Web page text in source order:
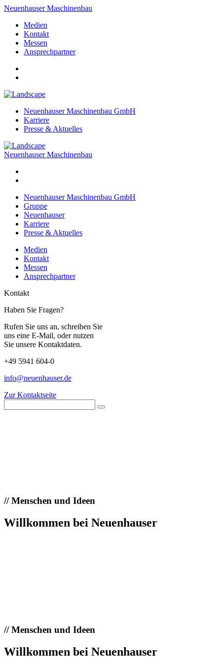
Neuenhauser Maschinenbau
Medien
Kontakt
Messen
Ansprechpartner
Neuenhauser Maschinenbau GmbH
Karriere
Presse & Aktuelles
Neuenhauser Maschinenbau
Neuenhauser Maschinenbau GmbH
Gruppe
Neuenhauser
Karriere
Presse & Aktuelles
Medien
Kontakt
Messen
Ansprechpartner
Kontakt
Haben Sie Fragen?
Rufen Sie uns an, schreiben Sie
uns eine E-Mail, oder nutzen
Sie unsere Kontaktdaten.
+49 5941 604-0
info@neuenhauser.de
Zur Kontaktseite
//Menschen und Ideen
Willkommen bei Neuenhauser
//Menschen und Ideen
Willkommen bei Neuenhauser